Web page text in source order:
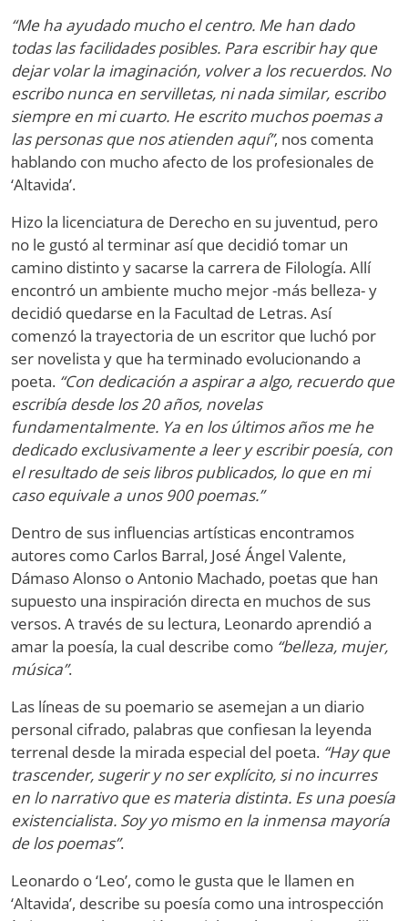
“Me ha ayudado mucho el centro. Me han dado
todas las facilidades posibles. Para escribir hay que
dejar volar la imaginación, volver a los recuerdos. No
escribo nunca en servilletas, ni nada similar, escribo
siempre en mi cuarto. He escrito muchos poemas a
las personas que nos atienden aquí”, nos comenta
hablando con mucho afecto de los profesionales de
‘Altavida’.
Hizo la licenciatura de Derecho en su juventud, pero
no le gustó al terminar así que decidió tomar un
camino distinto y sacarse la carrera de Filología. Allí
encontró un ambiente mucho mejor -más belleza- y
decidió quedarse en la Facultad de Letras. Así
comenzó la trayectoria de un escritor que luchó por
ser novelista y que ha terminado evolucionando a
poeta. “Con dedicación a aspirar a algo, recuerdo que
escribía desde los 20 años, novelas
fundamentalmente. Ya en los últimos años me he
dedicado exclusivamente a leer y escribir poesía, con
el resultado de seis libros publicados, lo que en mi
caso equivale a unos 900 poemas.”
Dentro de sus influencias artísticas encontramos
autores como Carlos Barral, José Ángel Valente,
Dámaso Alonso o Antonio Machado, poetas que han
supuesto una inspiración directa en muchos de sus
versos. A través de su lectura, Leonardo aprendió a
amar la poesía, la cual describe como “belleza, mujer,
música”.
Las líneas de su poemario se asemejan a un diario
personal cifrado, palabras que confiesan la leyenda
terrenal desde la mirada especial del poeta. “Hay que
trascender, sugerir y no ser explícito, si no incurres
en lo narrativo que es materia distinta. Es una poesía
existencialista. Soy yo mismo en la inmensa mayoría
de los poemas”.
Leonardo o ‘Leo’, como le gusta que le llamen en
‘Altavida’, describe su poesía como una introspección